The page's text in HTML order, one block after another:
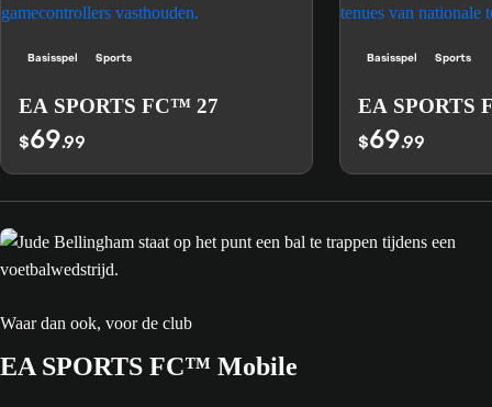
Basisspel Sports
EA SPORTS FC™ 27
$69.99
Basisspel Sports
EA SPORTS
$69.99
Waar dan ook, voor de club
EA SPORTS FC™ Mobile